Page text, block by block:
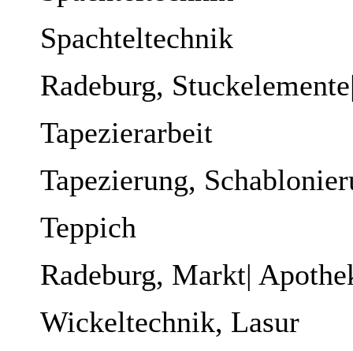
Spachteltechnik
Radeburg,
Tapezierarbeit
Tapezierung,
Teppich
Radeburg, Markt|
Wickeltechnik, Lasur